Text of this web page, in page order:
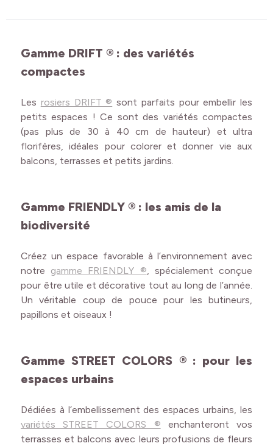
Gamme DRIFT ® : des variétés
compactes
Les rosiers DRIFT ® sont parfaits pour embellir les
petits espaces !Ce sont des variétés compactes
(pas plus de 30 à 40 cm de hauteur) et ultra
florifères, idéales pour colorer et donner vie aux
balcons, terrasses et petits jardins.
Gamme FRIENDLY ® : les amis de la
biodiversité
Créez un espace favorable à l’environnement avec
notre gamme FRIENDLY ®, spécialement conçue
pour être utile et décorative tout au long de l’année.
Un véritable coup de pouce pour les butineurs,
papillons et oiseaux !
Gamme STREET COLORS ® : pour les
espaces urbains
Dédiées à l’embellissement des espaces urbains, les
variétés STREET COLORS ® enchanteront vos
terrasses et balcons avec leurs profusions de fleurs